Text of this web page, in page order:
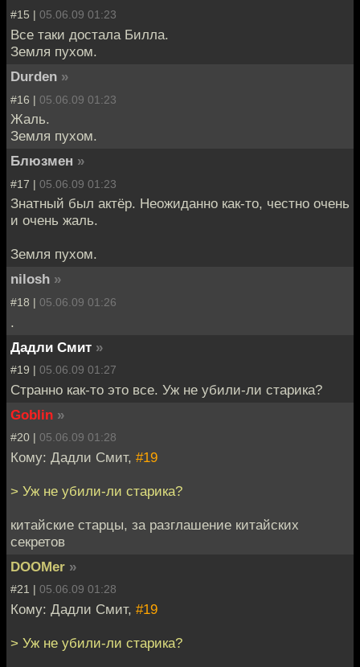
#15 | 05.06.09 01:23
Все таки достала Билла.
Земля пухом.
Durden »
#16 | 05.06.09 01:23
Жаль.
Земля пухом.
Блюзмен »
#17 | 05.06.09 01:23
Знатный был актёр. Неожиданно как-то, честно очень
и очень жаль.
Земля пухом.
nilosh »
#18 | 05.06.09 01:26
.
Дадли Смит »
#19 | 05.06.09 01:27
Странно как-то это все. Уж не убили-ли старика?
Goblin »
#20 | 05.06.09 01:28
Кому: Дадли Смит, #19
> Уж не убили-ли старика?
китайские старцы, за разглашение китайских
секретов
DOOMer »
#21 | 05.06.09 01:28
Кому: Дадли Смит, #19
> Уж не убили-ли старика?